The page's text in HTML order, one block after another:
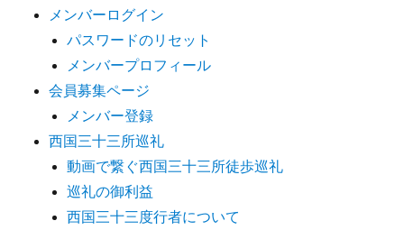
メンバーログイン
パスワードのリセット
メンバープロフィール
会員募集ページ
メンバー登録
西国三十三所巡礼
動画で繋ぐ西国三十三所徒歩巡礼
巡礼の御利益
西国三十三度行者について